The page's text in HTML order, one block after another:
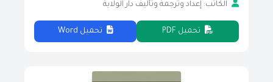
الكاتب: إعداد وترجمة وتأليف دار الولاية
تحميل PDF تحميل Word